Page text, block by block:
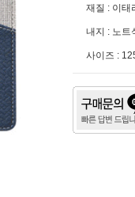
재질 : 이태
내지 : 노트
사이즈 :